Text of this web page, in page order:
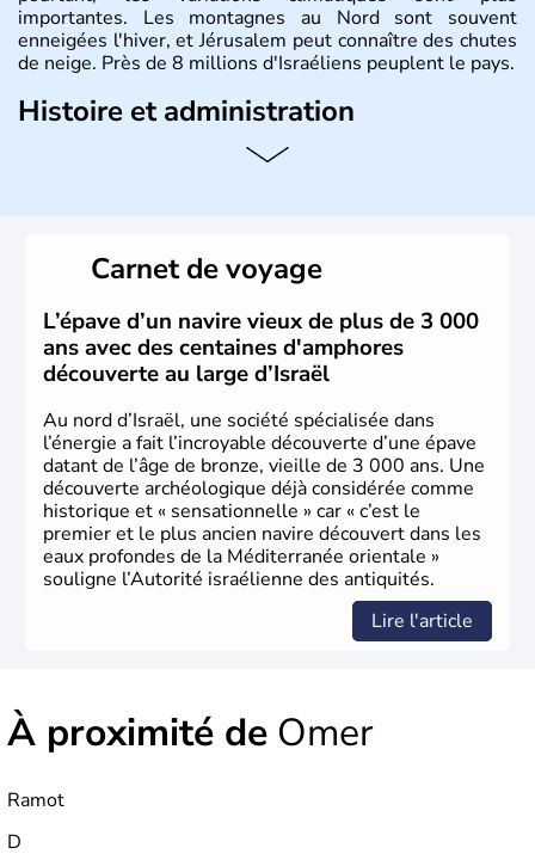
importantes. Les montagnes au Nord sont souvent
enneigées l'hiver, et Jérusalem peut connaître des chutes
de neige. Près de 8 millions d'Israéliens peuplent le pays.
Histoire et administration
L'Israël est un état de la partie est de la Méditerranée,
vrai essor économique dans le domaine des nouvelles
Carnet de voyage
L’épave d’un navire vieux de plus de 3 000
ans avec des centaines d'amphores
découverte au large d’Israël
Au nord d’Israël, une société spécialisée dans
l’énergie a fait l’incroyable découverte d’une épave
datant de l’âge de bronze, vieille de 3 000 ans. Une
découverte archéologique déjà considérée comme
historique et « sensationnelle » car « c’est le
premier et le plus ancien navire découvert dans les
eaux profondes de la Méditerranée orientale »
souligne l’Autorité israélienne des antiquités.
Lire l'article
À proximité de Omer
Ramot
D